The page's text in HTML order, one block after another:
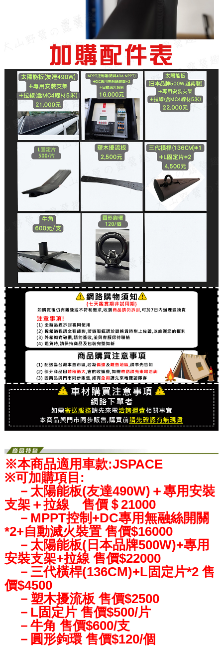
※本商品適用車款:JSPACE
※可加購項目:
－太陽能板(友達490W)＋專用安裝
支架＋拉線 售價＄21000
－MPPT控制+DC專用無融絲開關
*2+自動滅火裝置 售價$16000
－太陽能板(日本品牌500W)+專用
安裝支架+拉線 售價$22000
－三代橫桿(136CM)+L固定片*2 售
價$4500
－塑木擾流板 售價$2500
－L固定片 售價$500/片
－牛角 售價$600/支
－圓形鉤環 售價$120/個